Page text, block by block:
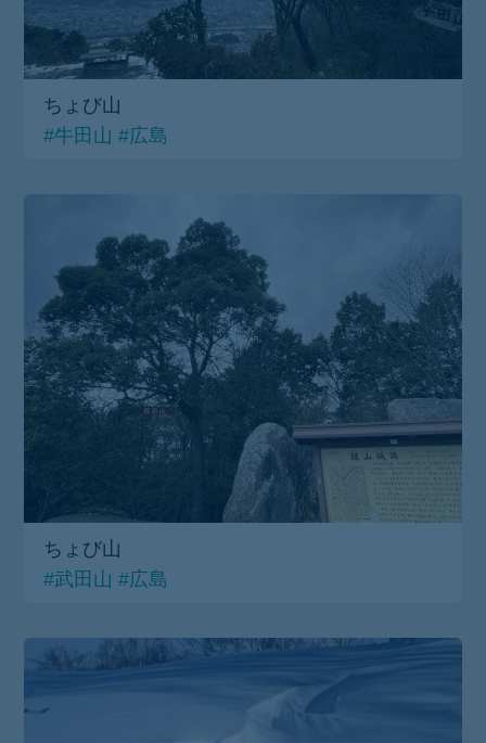
ちょび山
#牛田山 #広島
ちょび山
#武田山 #広島